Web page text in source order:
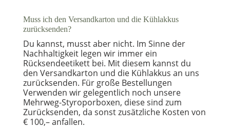
Muss ich den Versandkarton und die Kühlakkus
zurücksenden?
Du kannst, musst aber nicht. Im Sinne der
Nachhaltigkeit legen wir immer ein
Rücksendeetikett bei. Mit diesem kannst du
den Versandkarton und die Kühlakkus an uns
zurücksenden. Für große Bestellungen
Verwenden wir gelegentlich noch unsere
Mehrweg-Styroporboxen, diese sind zum
Zurücksenden, da sonst zusätzliche Kosten von
€ 100,– anfallen.